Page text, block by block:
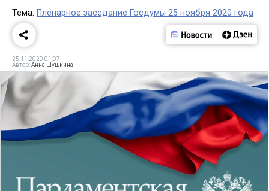
Тема: Пленарное заседание Госдумы 25 ноября 2020 года
25.11.2020 01:07
Автор:Анна Шушкина